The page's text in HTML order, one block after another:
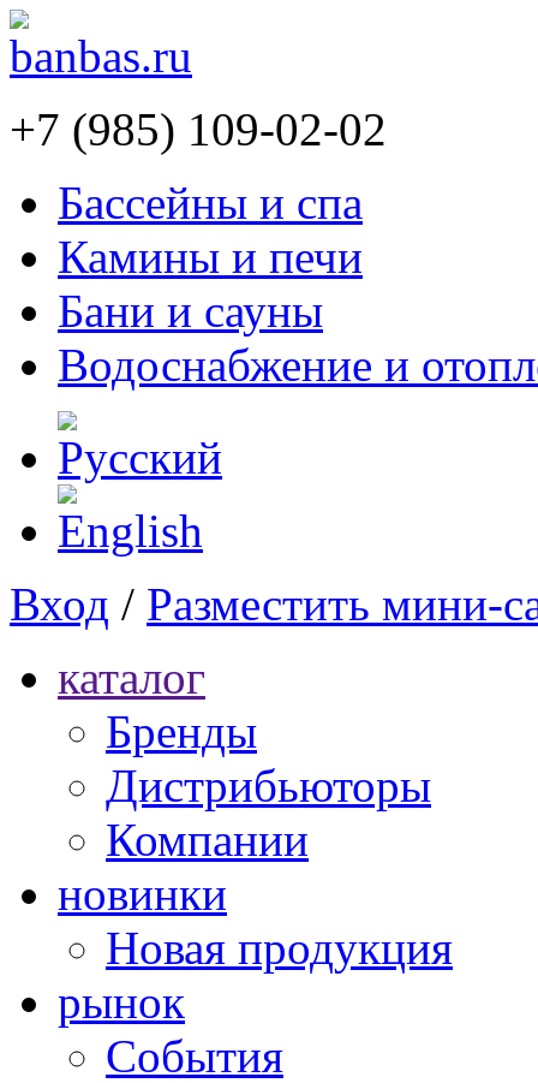
+7 (985) 109-02-02
Бассейны и спа
Камины и печи
Бани и сауны
Водоснабжение и
Вход / Разместить мини-
каталог
Бренды
Дистрибьюторы
Компании
новинки
Новая продукция
рынок
Cобытия